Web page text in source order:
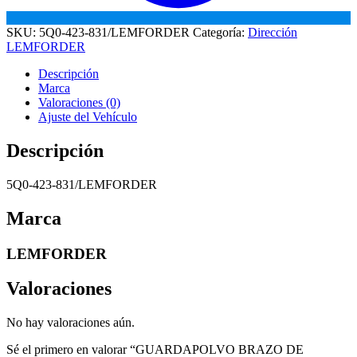
SKU: 5Q0-423-831/LEMFORDER Categoría: Dirección
LEMFORDER
Descripción
Marca
Valoraciones (0)
Ajuste del Vehículo
Descripción
5Q0-423-831/LEMFORDER
Marca
LEMFORDER
Valoraciones
No hay valoraciones aún.
Sé el primero en valorar “GUARDAPOLVO BRAZO DE